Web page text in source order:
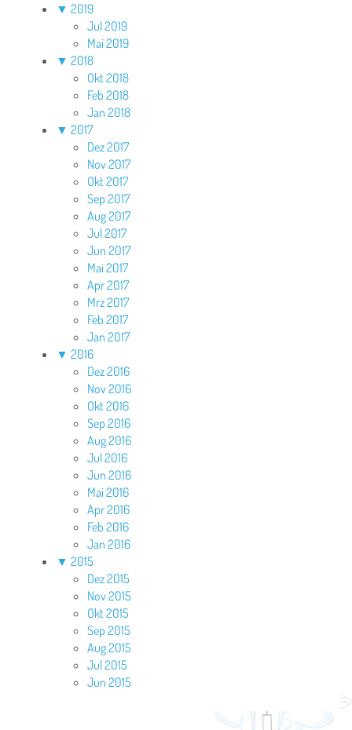
▼ 2019
Jul 2019
Mai 2019
▼ 2018
Okt 2018
Feb 2018
Jan 2018
▼ 2017
Dez 2017
Nov 2017
Okt 2017
Sep 2017
Aug 2017
Jul 2017
Jun 2017
Mai 2017
Apr 2017
Mrz 2017
Feb 2017
Jan 2017
▼ 2016
Dez 2016
Nov 2016
Okt 2016
Sep 2016
Aug 2016
Jul 2016
Jun 2016
Mai 2016
Apr 2016
Feb 2016
Jan 2016
▼ 2015
Dez 2015
Nov 2015
Okt 2015
Sep 2015
Aug 2015
Jul 2015
Jun 2015